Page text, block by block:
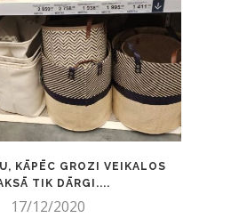
KĀPĒC GROZI VEIKALOS
TIK DĀRGI....
17/12/2020